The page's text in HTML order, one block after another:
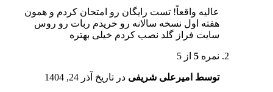
عالیه واقعاً! تست رایگان رو امتحان کردم و همون
هفته اول نسخه سالانه رو خریدم ربات رو روس
سایت فراز گلد نصب کردم خیلی بهتره
نمره 5 از 5
توسط امیرعلی شریفی در تاریخ آذر 24, 1404